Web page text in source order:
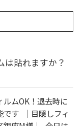
は貼れますか？
ムOK！退去時に
です ｜目隠しフィ